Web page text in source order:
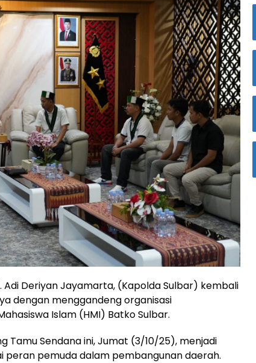
Adi Deriyan Jayamarta, (Kapolda Sulbar) kembali
dengan menggandeng organisasi
Islam (HMI) Batko Sulbar.
Tamu Sendana ini, Jumat (3/10/25), menjadi
peran pemuda dalam pembangunan daerah.